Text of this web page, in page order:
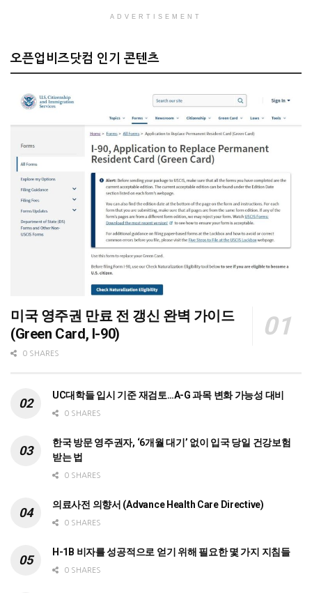
ADVERTISEMENT
오픈업비즈닷컴 인기 콘텐츠
미국 영주권 만료 전 갱신 완벽 가이드
(Green Card, I-90)
0 SHARES
UC대학들 입시 기준 재검토…A-G 과목 변화 가능성 대비
0 SHARES
한국 방문 영주권자, ‘6개월 대기’ 없이 입국 당일 건강보험
받는 법
0 SHARES
의료사전 의향서 (Advance Health Care Directive)
0 SHARES
H-1B 비자를 성공적으로 얻기 위해 필요한 몇 가지 지침들
0 SHARES